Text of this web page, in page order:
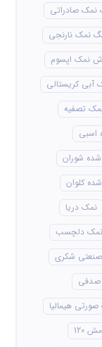
صادراتی
نمک نارنجی
نمک اپسوم
آبی کریستالی
تصفیه
اسبی
شوران
کلوان
نمک دریا
نمک دلچسب
شکری
صدفی
هیمالیا
120